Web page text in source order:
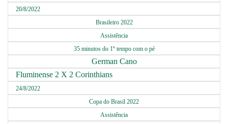
20/8/2022
Brasileiro 2022
Assistência
35 minutos do 1º tempo com o pé
German Cano
Fluminense 2 X 2 Corinthians
24/8/2022
Copa do Brasil 2022
Assistência